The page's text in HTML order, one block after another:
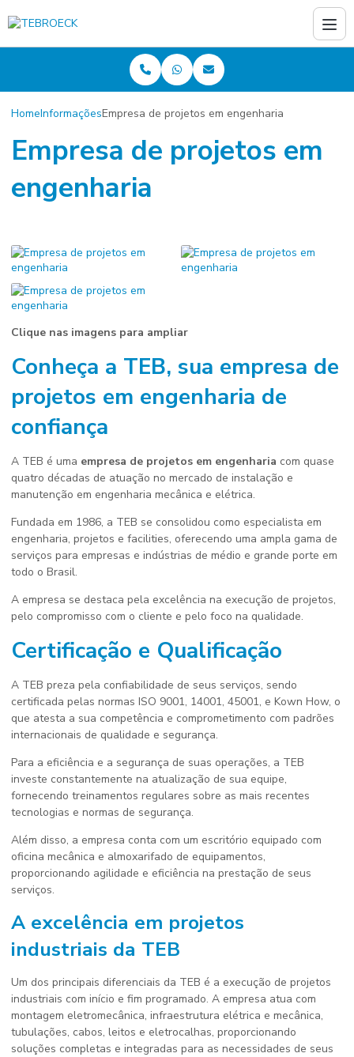
HomeInformaçõesEmpresa de projetos em engenharia
Empresa de projetos em
engenharia
Clique nas imagens para ampliar
Conheça a TEB, sua empresa de
projetos em engenharia de
confiança
A TEB é uma empresa de projetos em engenharia com quase
quatro décadas de atuação no mercado de instalação e
manutenção em engenharia mecânica e elétrica.
Fundada em 1986, a TEB se consolidou como especialista em
engenharia, projetos e facilities, oferecendo uma ampla gama de
serviços para empresas e indústrias de médio e grande porte em
todo o Brasil.
A empresa se destaca pela excelência na execução de projetos,
pelo compromisso com o cliente e pelo foco na qualidade.
Certificação e Qualificação
A TEB preza pela confiabilidade de seus serviços, sendo
certificada pelas normas ISO 9001, 14001, 45001, e Kown How, o
que atesta a sua competência e comprometimento com padrões
internacionais de qualidade e segurança.
Para a eficiência e a segurança de suas operações, a TEB
investe constantemente na atualização de sua equipe,
fornecendo treinamentos regulares sobre as mais recentes
tecnologias e normas de segurança.
Além disso, a empresa conta com um escritório equipado com
oficina mecânica e almoxarifado de equipamentos,
proporcionando agilidade e eficiência na prestação de seus
serviços.
A excelência em projetos
industriais da TEB
Um dos principais diferenciais da TEB é a execução de projetos
industriais com início e fim programado. A empresa atua com
montagem eletromecânica, infraestrutura elétrica e mecânica,
tubulações, cabos, leitos e eletrocalhas, proporcionando
soluções completas e integradas para as necessidades de seus